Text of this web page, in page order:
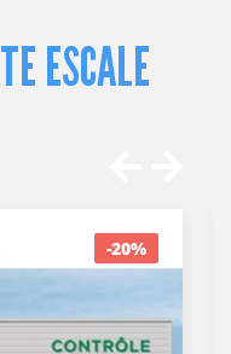
ESCALE
-20%